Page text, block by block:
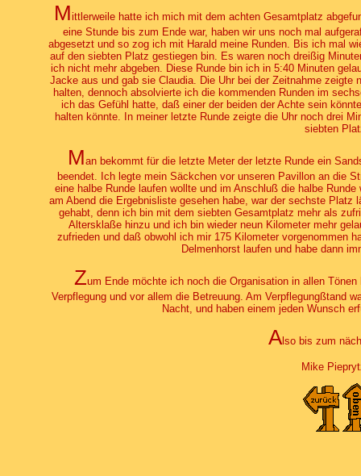
Mittlerweile hatte ich mich mit dem achten Gesamtplatz
eine Stunde bis zum Ende war, haben wir uns noch mal
abgesetzt und so zog ich mit Harald meine Runden. Bis ich mal
auf den siebten Platz gestiegen bin. Es waren noch dreißig
ich nicht mehr abgeben. Diese Runde bin ich in 5:40 Minuten
Jacke aus und gab sie Claudia. Die Uhr bei der Zeitnahme
halten, dennoch absolvierte ich die kommenden Runden im
ich das Gefühl hatte, daß einer der beiden der Achte sein
halten könnte. In meiner letzte Runde zeigte die Uhr noch drei
siebten
Man bekommt für die letzte Meter der letzte Runde ein
beendet. Ich legte mein Säckchen vor unseren Pavillon an die
eine halbe Runde laufen wollte und im Anschluß die halbe
am Abend die Ergebnisliste gesehen habe, war der sechste
gehabt, denn ich bin mit dem siebten Gesamtplatz mehr als
Altersklaße hinzu und ich bin wieder neun Kilometer mehr
zufrieden und daß obwohl ich mir 175 Kilometer vorgenommen
Delmenhorst laufen und habe dann
Zum Ende möchte ich noch die Organisation in allen
Verpflegung und vor allem die Betreuung. Am Verpflegungßtand
Nacht, und haben einem jeden Wunsch
Also bis zum
Mike